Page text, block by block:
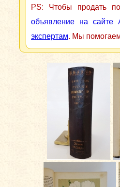
PS: Чтобы продать
объявление на сайте
экспертам. Мы